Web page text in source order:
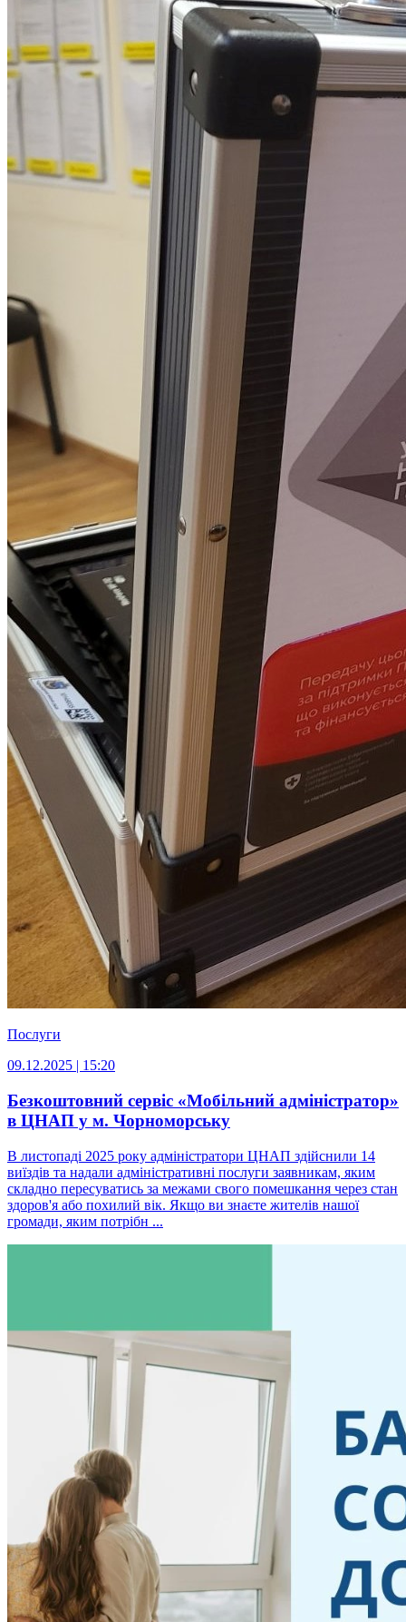
Послуги
09.12.2025 | 15:20
Безкоштовний сервіс «Мобільний адміністратор»
в ЦНАП у м. Чорноморську
В листопаді 2025 року адміністратори ЦНАП здійснили 14
виїздів та надали адміністративні послуги заявникам, яким
складно пересуватись за межами свого помешкання через стан
здоров'я або похилий вік. Якщо ви знаєте жителів нашої
громади, яким потрібн ...